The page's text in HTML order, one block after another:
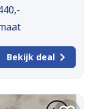
Bekijk deal